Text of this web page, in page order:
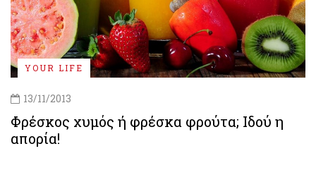
YOUR LIFE
13/11/2013
Φρέσκος χυμός ή φρέσκα φρούτα; Ιδού η
απορία!